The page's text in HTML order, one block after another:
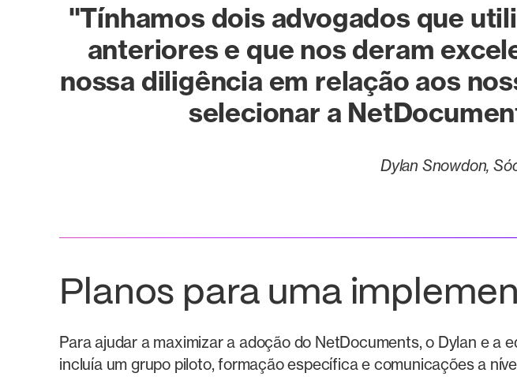
"Tínhamos dois advogados que
anteriores e que nos deram
nossa diligência em relação aos
selecionar a
Dylan Snowdon,
Planos para uma
Para ajudar a maximizar a adoção do NetDocuments, o Dylan e a
incluía um grupo piloto, formação específica e comunicações a